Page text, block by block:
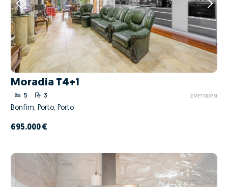
Moradia T4+1
5 3 ZMPT588731
Bonfim, Porto, Porto
695.000 €